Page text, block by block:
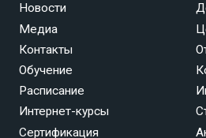
Новости
Медиа
Контакты
Обучение
Расписание
Интернет-курсы
Сертификация